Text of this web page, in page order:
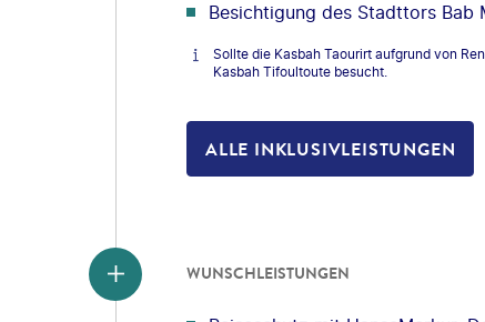
Besichtigung des Stadttors Bab
Sollte die Kasbah Taourirt aufgrund von
Kasbah Tifoultoute besucht.
ALLE INKLUSIVLEISTUNGEN
WUNSCHLEISTUNGEN